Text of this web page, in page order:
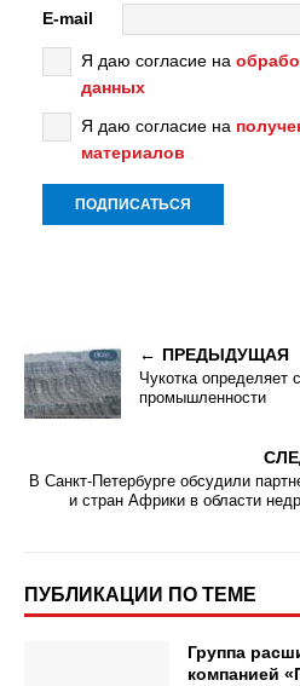
E-mail
Я даю согласие на
данных
Я даю согласие на
материалов
ПРЕДЫДУЩАЯ
Чукотка определяет
промышленности
В Санкт-Петербурге обсудили
и стран Африки в области
ПУБЛИКАЦИИ ПО ТЕМЕ
Группа
компанией